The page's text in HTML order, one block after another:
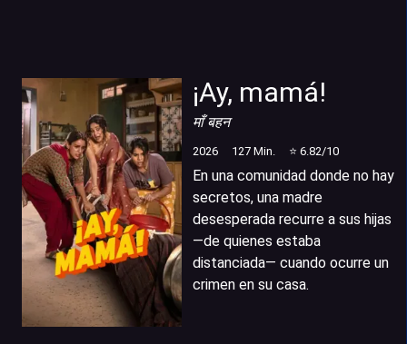
¡Ay, mamá!
माँ बहन
2026 127 Min. ⭐ 6.82/10
En una comunidad donde no hay
secretos, una madre
desesperada recurre a sus hijas
―de quienes estaba
distanciada― cuando ocurre un
crimen en su casa.